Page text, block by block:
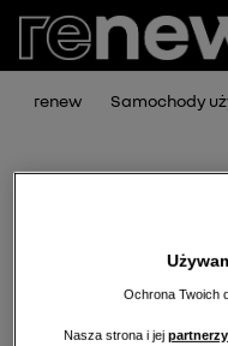
renew Samochody
Ochrona Twoich
Nasza strona i jej partnerzy